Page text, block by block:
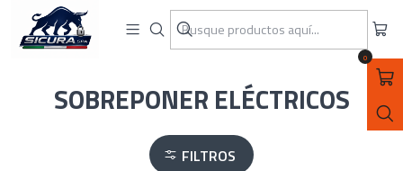
0
ASEGURATE CON SICURA SPA
Inicio
CERRADURAS SOBREPONER ELÉCTRICOS
SOBREPONER ELÉCTRICOS
FILTROS